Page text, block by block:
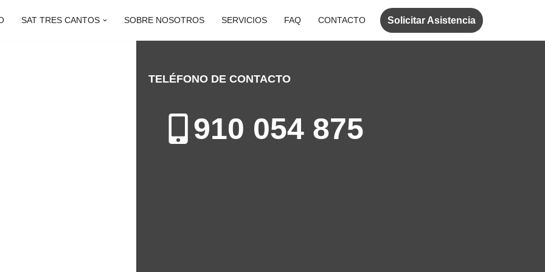
SAT TRES CANTOS SOBRE NOSOTROS SERVICIOS FAQ CONTACTO Solicitar Asistencia
TELÉFONO DE CONTACTO
910 054 875